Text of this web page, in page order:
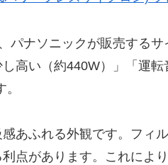
パナソニックが販売する
高い（約440W）」「運
あふれる外観です。フ
点があります。これに